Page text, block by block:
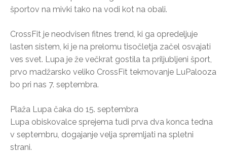
športov na mivki tako na vodi kot na obali.
CrossFit je neodvisen fitnes trend, ki ga opredeljuje
lasten sistem, ki je na prelomu tisočletja začel osvajati
ves svet. Lupa je že večkrat gostila ta priljubljeni šport,
prvo madžarsko veliko CrossFit tekmovanje LuPalooza
bo pri nas 7. septembra.
Plaža Lupa čaka do 15. septembra
Lupa obiskovalce sprejema tudi prva dva konca tedna
v septembru, dogajanje velja spremljati na spletni
strani.